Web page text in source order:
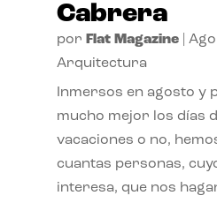
Cabrera
por Flat Magazine|
Arquitectura
Inmersos en agosto y
mucho mejor los días
vacaciones o no,
cuantas personas,
interesa, que nos